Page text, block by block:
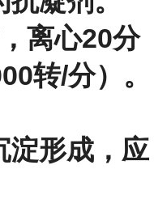
离心20分
转/分）。
淀形成，应